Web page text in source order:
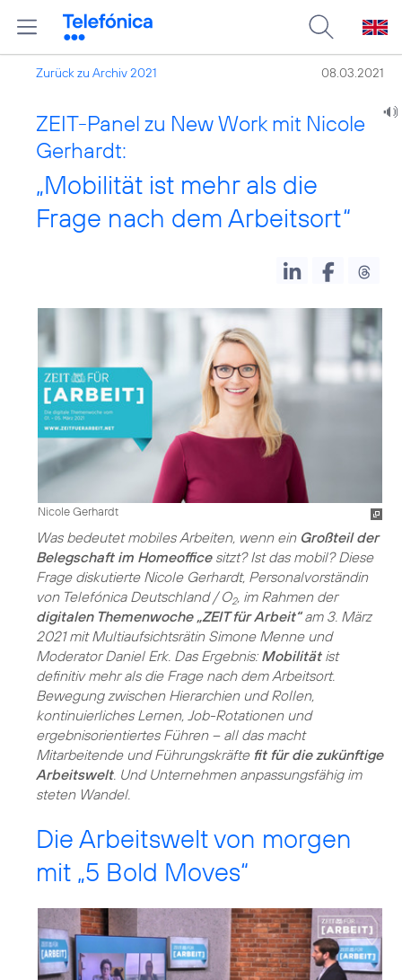
Zurück zu Archiv 2021 08.03.2021
ZEIT-Panel zu New Work mit Nicole
Gerhardt:
„Mobilität ist mehr als die
Frage nach dem Arbeitsort“
Nicole Gerhardt
Was bedeutet mobiles Arbeiten, wenn ein Großteil der
Belegschaft im Homeofficesitzt? Ist das mobil? Diese
Frage diskutierte Nicole Gerhardt, Personalvorständin
von Telefónica Deutschland / O2, im Rahmen der
digitalen Themenwoche „ZEIT für Arbeit“am 3. März
2021 mit Multiaufsichtsrätin Simone Menne und
Moderator Daniel Erk. Das Ergebnis: Mobilitätist
definitiv mehr als die Frage nach dem Arbeitsort.
Bewegung zwischen Hierarchien und Rollen,
kontinuierliches Lernen, Job-Rotationen und
ergebnisorientiertes Führen – all das macht
Mitarbeitende und Führungskräfte fit für die zukünftige
Arbeitswelt. Und Unternehmen anpassungsfähig im
steten Wandel.
Die Arbeitswelt von morgen
mit „5 Bold Moves“